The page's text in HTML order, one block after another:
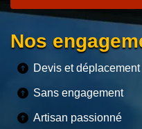
Nos
Devis et
Sans engagement
Artisan passionné